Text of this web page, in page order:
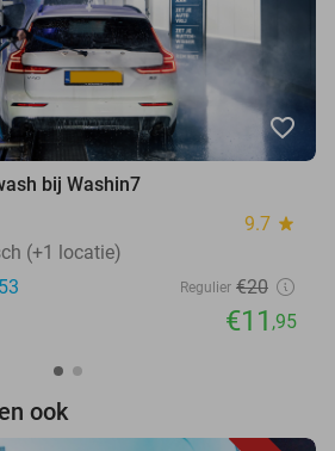
favorite_border
bij Washin7
9.7 star
(+1 locatie)
Regulier €20
€11 ,95
ook